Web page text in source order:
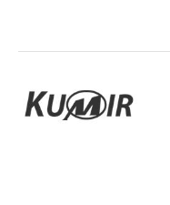
Dihtung komplet
Dihtung poklopca
Dihtung dekle lanca
ALCO
ASSO - ITALIJA
AUTO FREN